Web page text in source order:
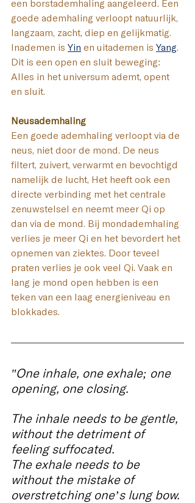
een borstademhaling aangeleerd. Een
goede ademhaling verloopt natuurlijk,
langzaam, zacht, diep en gelijkmatig.
Inademen is Yin en uitademen is Yang.
Dit is een open en sluit beweging:
Alles in het universum ademt, opent
en sluit.
Neusademhaling
Een goede ademhaling verloopt via de
neus, niet door de mond. De neus
filtert, zuivert, verwarmt en bevochtigd
namelijk de lucht, Het heeft ook een
directe verbinding met het centrale
zenuwstelsel en neemt meer Qi op
dan via de mond. Bij mondademhaling
verlies je meer Qi en het bevordert het
opnemen van ziektes. Door teveel
praten verlies je ook veel Qi. Vaak en
lang je mond open hebben is een
teken van een laag energieniveau en
blokkades.
"One inhale, one exhale; one
opening, one closing.
The inhale needs to be gentle,
without the detriment of
feeling suffocated.
The exhale needs to be
without the mistake of
overstretching one’s lung bow.